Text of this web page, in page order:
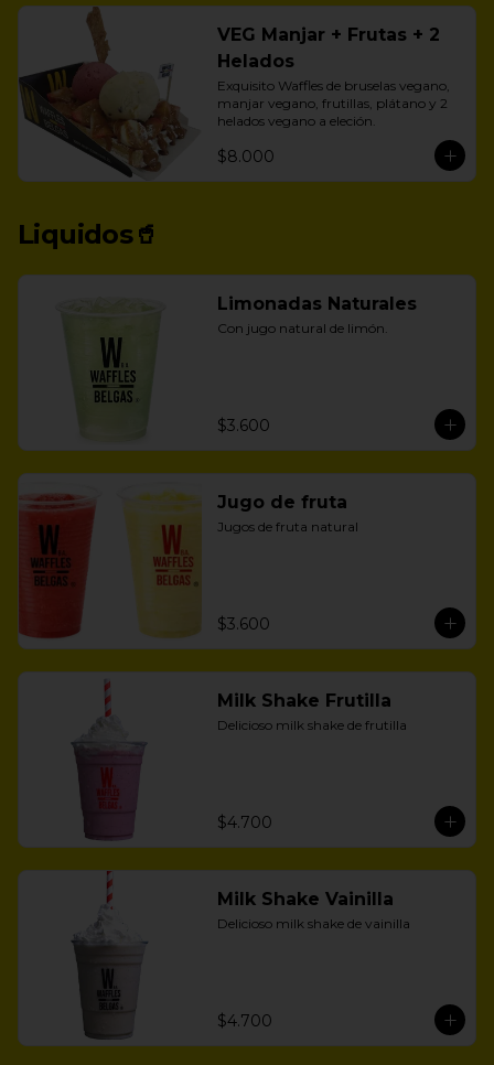
VEG Manjar + Frutas + 2
Helados
Exquisito Waffles de bruselas vegano,
manjar vegano, frutillas, plátano y 2
helados vegano a eleción.
$8.000
Liquidos🥤
Limonadas Naturales
Con jugo natural de limón.
$3.600
Jugo de fruta
Jugos de fruta natural
$3.600
Milk Shake Frutilla
Delicioso milk shake de frutilla
$4.700
Milk Shake Vainilla
Delicioso milk shake de vainilla
$4.700